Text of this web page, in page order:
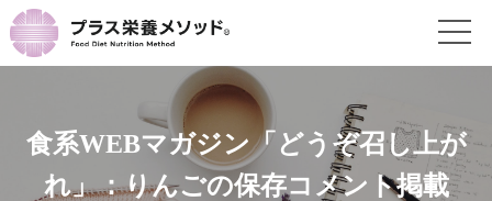
食系WEBマガジン「どうぞ召し上が
れ」：りんごの保存コメント掲載